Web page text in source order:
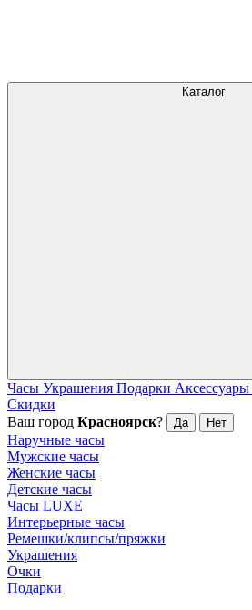
Каталог
Часы Украшения Подарки Аксессуары
Скидки
Ваш город Красноярск? Да Нет
Наручные часы
Мужские часы
Женские часы
Детские часы
Часы LUXE
Интерьерные часы
Ремешки/клипсы/пряжки
Украшения
Очки
Подарки